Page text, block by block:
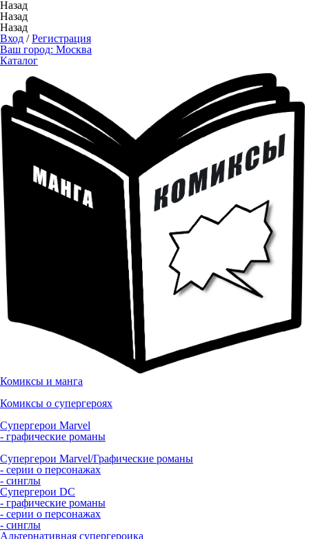
Назад
Назад
Назад
Вход /Регистрация
Ваш город: Москва
Каталог
Комиксы и манга
Комиксы о супергероях
Супергерои Marvel
- графические романы
Супергерои Marvel/Графические романы
- серии о персонажах
- синглы
Супергерои DC
- графические романы
- серии о персонажах
- синглы
Альтернативная супергероика